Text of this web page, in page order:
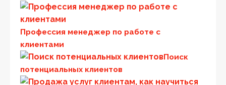
Профессия менеджер по работе с
клиентами
Поиск
потенциальных клиентов